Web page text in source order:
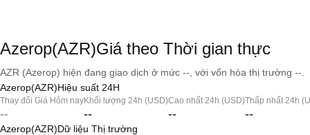
Azerop(AZR)Giá theo Thời gian thực
AZR (Azerop) hiện đang giao dịch ở mức --, với vốn hóa thị trường --.
Azerop(AZR)Hiệu suất 24H
Thay đổi Giá Hôm nay
--
Khối lượng 24h (USD)
--
Cao nhất 24h (USD)
--
Thấp nhất 24h
--
Azerop(AZR)Dữ liệu Thị trường